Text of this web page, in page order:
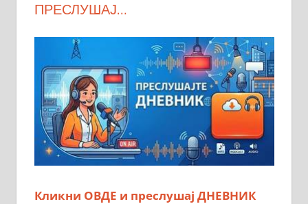
ПРЕСЛУШАЈ…
Кликни ОВДЕ и преслушај ДНЕВНИК